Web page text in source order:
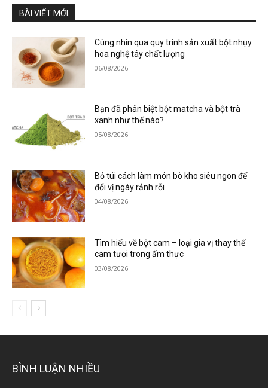
BÀI VIẾT MỚI
Cùng nhìn qua quy trình sản xuất bột nhụy
hoa nghệ tây chất lượng
06/08/2026
Bạn đã phân biệt bột matcha và bột trà
xanh như thế nào?
05/08/2026
Bỏ túi cách làm món bò kho siêu ngon để
đổi vị ngày rảnh rỗi
04/08/2026
Tìm hiểu về bột cam – loại gia vị thay thế
cam tươi trong ẩm thực
03/08/2026
BÌNH LUẬN NHIỀU